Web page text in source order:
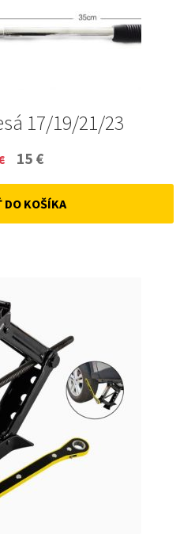
17/19/21/23
Original
price
was:
15 €
price
is:
DO KOŠÍKA